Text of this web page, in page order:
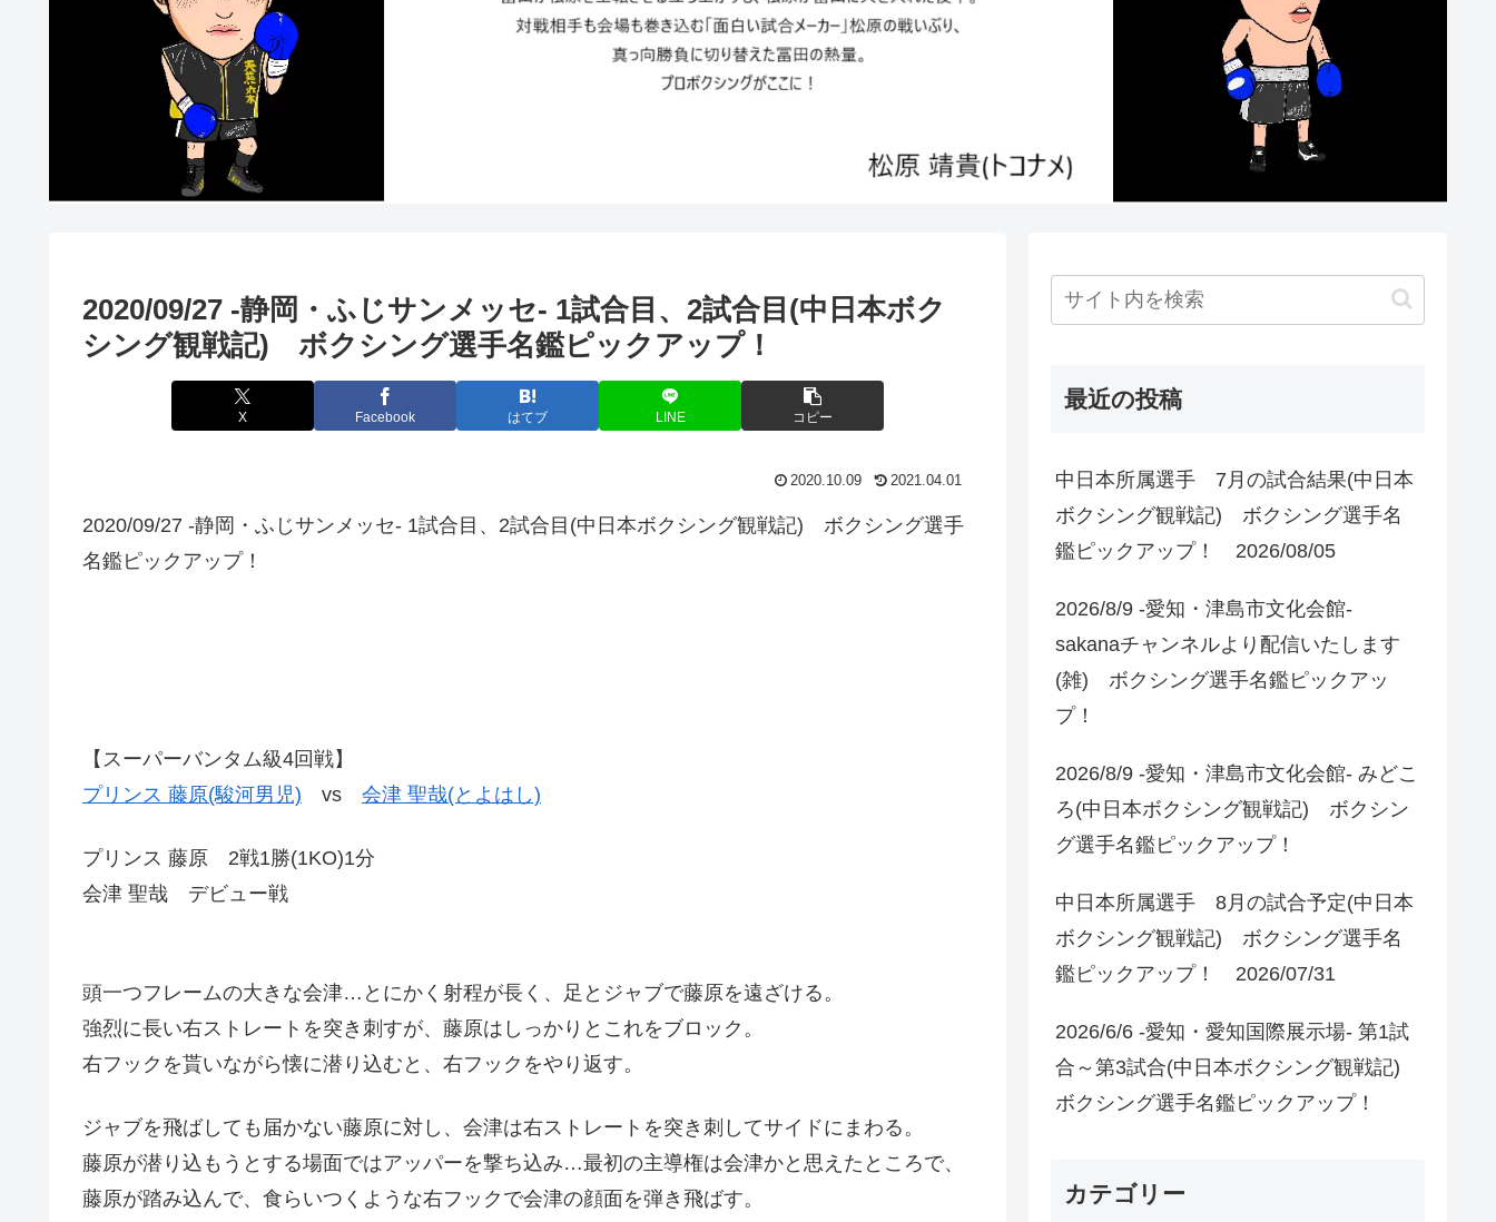
2020/09/27 -静岡・ふじサンメッセ- 1試合目、2試合目(中日本ボク
シング観戦記) ボクシング選手名鑑ピックアップ！
X Facebook はてブ LINE コピー
2020.10.09 2021.04.01
2020/09/27 -静岡・ふじサンメッセ- 1試合目、2試合目(中日本ボクシング観戦記) ボクシング選手
名鑑ピックアップ！
【スーパーバンタム級4回戦】
プリンス 藤原(駿河男児) vs 会津 聖哉(とよはし)
プリンス 藤原 2戦1勝(1KO)1分
会津 聖哉 デビュー戦
頭一つフレームの大きな会津…とにかく射程が長く、足とジャブで藤原を遠ざける。
強烈に長い右ストレートを突き刺すが、藤原はしっかりとこれをブロック。
右フックを貰いながら懐に潜り込むと、右フックをやり返す。
ジャブを飛ばしても届かない藤原に対し、会津は右ストレートを突き刺してサイドにまわる。
藤原が潜り込もうとする場面ではアッパーを撃ち込み…最初の主導権は会津かと思えたところで、
藤原が踏み込んで、食らいつくような右フックで会津の顔面を弾き飛ばす。
最近の投稿
中日本所属選手 7月の試合結果(中日本
ボクシング観戦記) ボクシング選手名
鑑ピックアップ！ 2026/08/05
2026/8/9 -愛知・津島市文化会館-
sakanaチャンネルより配信いたします
(雑) ボクシング選手名鑑ピックアッ
プ！
2026/8/9 -愛知・津島市文化会館- みどこ
ろ(中日本ボクシング観戦記) ボクシン
グ選手名鑑ピックアップ！
中日本所属選手 8月の試合予定(中日本
ボクシング観戦記) ボクシング選手名
鑑ピックアップ！ 2026/07/31
2026/6/6 -愛知・愛知国際展示場- 第1試
合～第3試合(中日本ボクシング観戦記)
ボクシング選手名鑑ピックアップ！
カテゴリー